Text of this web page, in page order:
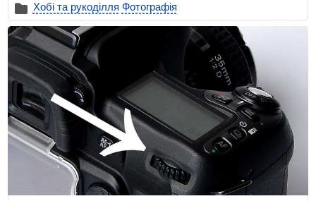
Хобі та рукоділля Фотографія